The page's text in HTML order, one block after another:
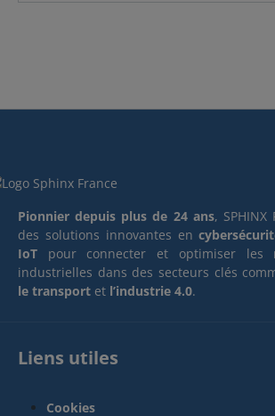
Pionnier depuis plus de 24 ans, SPHINX
des solutions innovantes en
IoT pour connecter et optimiser les
industrielles dans des secteurs clés
le transport et l’industrie 4.0.
Liens utiles
Cookies